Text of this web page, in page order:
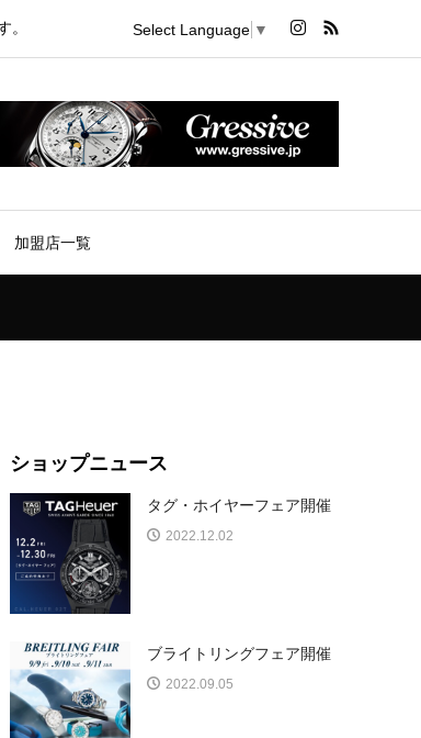
。 Select Language ▼
加盟店一覧
ショップニュース
タグ・ホイヤーフェア開催
2022.12.02
ブライトリングフェア開催
2022.09.05